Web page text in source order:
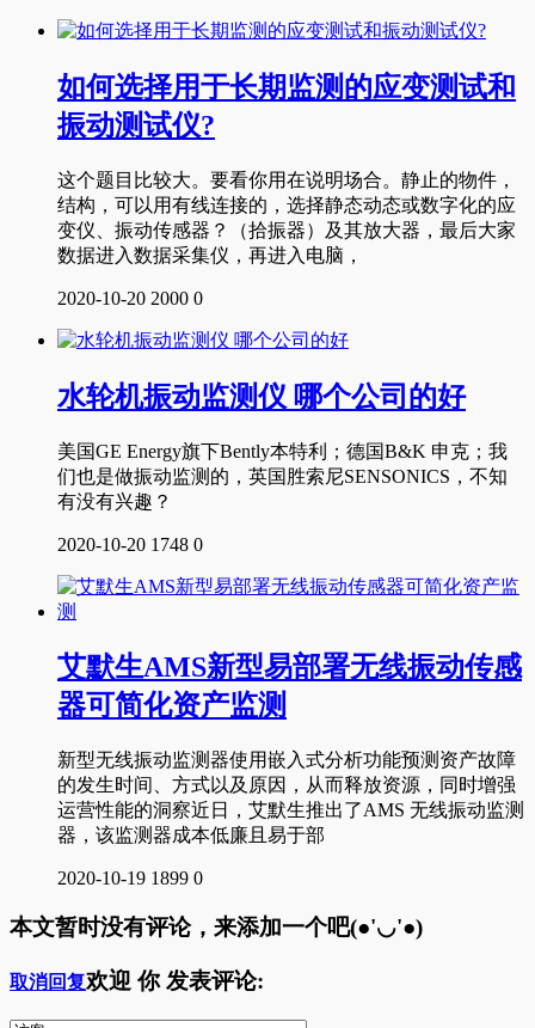
如何选择用于长期监测的应变测试和
振动测试仪?
这个题目比较大。要看你用在说明场合。静止的物件，
结构，可以用有线连接的，选择静态动态或数字化的应
变仪、振动传感器？（拾振器）及其放大器，最后大家
数据进入数据采集仪，再进入电脑，
2020-10-20 2000 0
水轮机振动监测仪 哪个公司的好
美国GE Energy旗下Bently本特利；德国B&K 申克；我
们也是做振动监测的，英国胜索尼SENSONICS，不知
有没有兴趣？
2020-10-20 1748 0
艾默生AMS新型易部署无线振动传感
器可简化资产监测
新型无线振动监测器使用嵌入式分析功能预测资产故障
的发生时间、方式以及原因，从而释放资源，同时增强
运营性能的洞察近日，艾默生推出了AMS 无线振动监测
器，该监测器成本低廉且易于部
2020-10-19 1899 0
本文暂时没有评论，来添加一个吧(●'◡'●)
取消回复欢迎 你发表评论: